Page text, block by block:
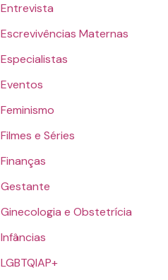
Entrevista
Escrevivências Maternas
Especialistas
Eventos
Feminismo
Filmes e Séries
Finanças
Gestante
Ginecologia e Obstetrícia
Infâncias
LGBTQIAP+